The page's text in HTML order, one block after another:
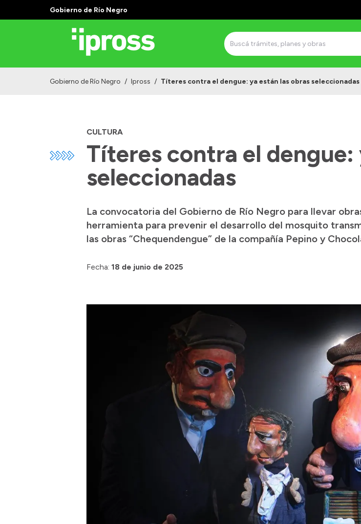
Gobierno de Río Negro
Gobierno de Río Negro / Ipross / Títeres contra el dengue: ya están las obras seleccionadas
CULTURA
Títeres contra el dengue:
seleccionadas
La convocatoria del Gobierno de Río Negro para llevar
herramienta para prevenir el desarrollo del mosquito
las obras “Chequendengue” de la compañía Pepino y
Fecha: 18 de junio de 2025